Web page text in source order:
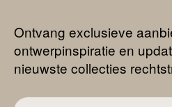
Ontvang exclusieve
ontwerpinspiratie en
nieuwste collecties